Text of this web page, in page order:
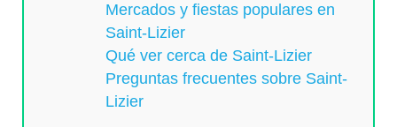
Mercados y fiestas populares en
Saint-Lizier
Qué ver cerca de Saint-Lizier
Preguntas frecuentes sobre Saint-
Lizier